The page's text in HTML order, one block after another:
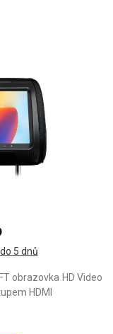
5 dnů
obrazovka HD Video
HDMI